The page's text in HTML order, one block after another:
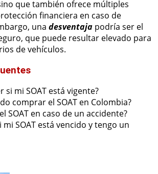
que también ofrece múltiples
financiera en caso de
una desventaja podría ser el
que puede resultar elevado para
de vehículos.
si mi SOAT está vigente?
comprar el SOAT en Colombia?
SOAT en caso de un accidente?
mi SOAT está vencido y tengo un